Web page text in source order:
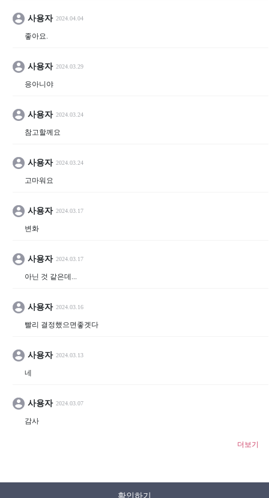
사용자 2024.04.04
좋아요.
사용자 2024.03.29
응아니야
사용자 2024.03.24
참고할께요
사용자 2024.03.24
고마워요
사용자 2024.03.17
변화
사용자 2024.03.17
아닌 것 같은데...
사용자 2024.03.16
빨리 결정했으면좋겟다
사용자 2024.03.13
네
사용자 2024.03.07
감사
더보기
확인하기